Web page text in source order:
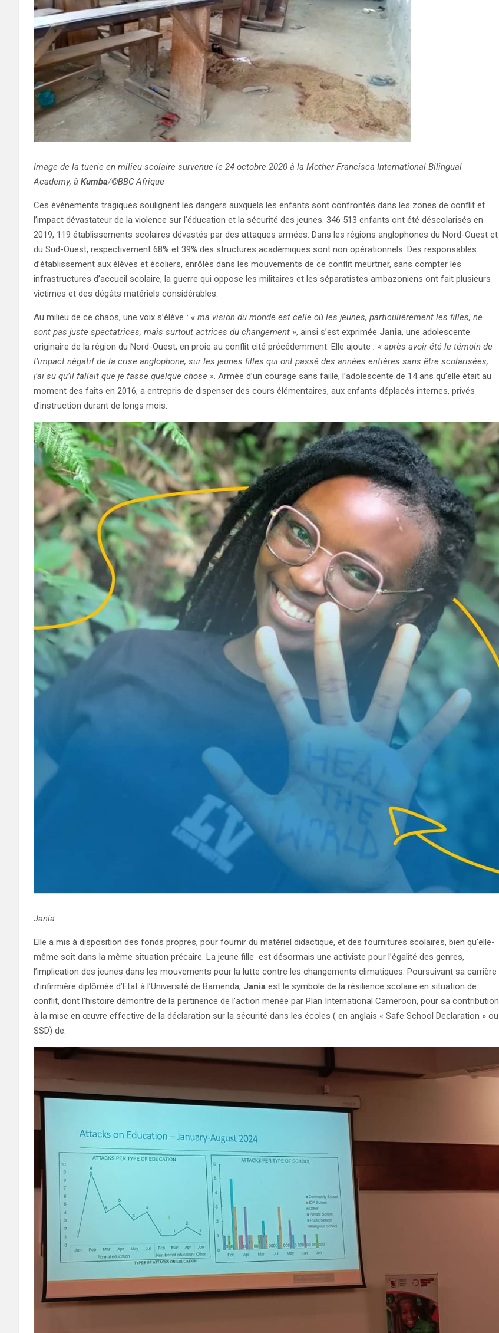
Image de la tuerie en milieu scolaire survenue le 24 octobre 2020 à la Mother Francisca International Bilingual
Academy, à Kumba/©BBC Afrique
Ces événements tragiques soulignent les dangers auxquels les enfants sont confrontés dans les zones de conflit et
l’impact dévastateur de la violence sur l’éducation et la sécurité des jeunes. 346 513 enfants ont été déscolarisés en
2019, 119 établissements scolaires dévastés par des attaques armées. Dans les régions anglophones du Nord-Ouest et
du Sud-Ouest, respectivement 68% et 39% des structures académiques sont non opérationnels. Des responsables
d’établissement aux élèves et écoliers, enrôlés dans les mouvements de ce conflit meurtrier, sans compter les
infrastructures d’accueil scolaire, la guerre qui oppose les militaires et les séparatistes ambazoniens ont fait plusieurs
victimes et des dégâts matériels considérables.
Au milieu de ce chaos, une voix s’élève : « ma vision du monde est celle où les jeunes, particulièrement les filles, ne
sont pas juste spectatrices, mais surtout actrices du changement », ainsi s’est exprimée Jania, une adolescente
originaire de la région du Nord-Ouest, en proie au conflit cité précédemment. Elle ajoute : « après avoir été le témoin de
l’impact négatif de la crise anglophone, sur les jeunes filles qui ont passé des années entières sans être scolarisées,
j’ai su qu’il fallait que je fasse quelque chose ». Armée d’un courage sans faille, l’adolescente de 14 ans qu’elle était au
moment des faits en 2016, a entrepris de dispenser des cours élémentaires, aux enfants déplacés internes, privés
d’instruction durant de longs mois.
Jania
Elle a mis à disposition des fonds propres, pour fournir du matériel didactique, et des fournitures scolaires, bien qu’elle-
même soit dans la même situation précaire. La jeune fille est désormais une activiste pour l’égalité des genres,
l’implication des jeunes dans les mouvements pour la lutte contre les changements climatiques. Poursuivant sa carrière
d’infirmière diplômée d’Etat à l’Université de Bamenda, Jania est le symbole de la résilience scolaire en situation de
conflit, dont l’histoire démontre de la pertinence de l’action menée par Plan International Cameroon, pour sa contribution
à la mise en œuvre effective de la déclaration sur la sécurité dans les écoles ( en anglais « Safe School Declaration » ou
SSD) de.